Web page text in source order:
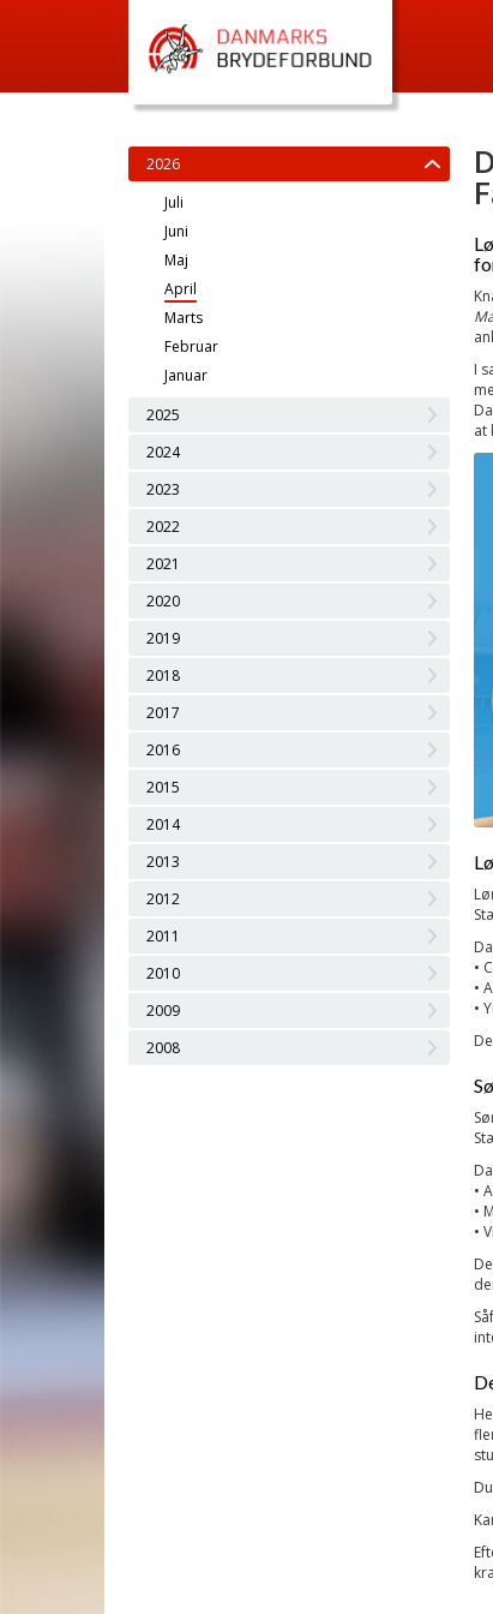
2026
Juli
Juni
Maj
April
Marts
Februar
Januar
2025
2024
2023
2022
2021
2020
2019
2018
2017
2016
2015
2014
2013
2012
2011
2010
2009
2008
I
at
•
•
•
•
•
•